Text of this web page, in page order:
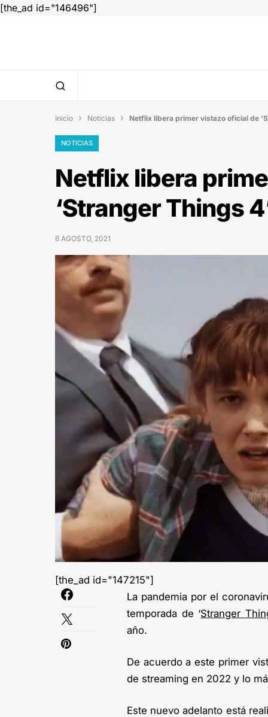
[the_ad id="146496"]
Inicio  Noticias  Netflix libera primer vistazo oficial de
NOTICIAS
Netflix libera
‘Stranger Things
6 AGOSTO, 2021
[the_ad id="147215"]
La pandemia por el
temporada de ‘Stranger
año.
De acuerdo a este primer
de streaming en 2022 y lo
Este nuevo adelanto está